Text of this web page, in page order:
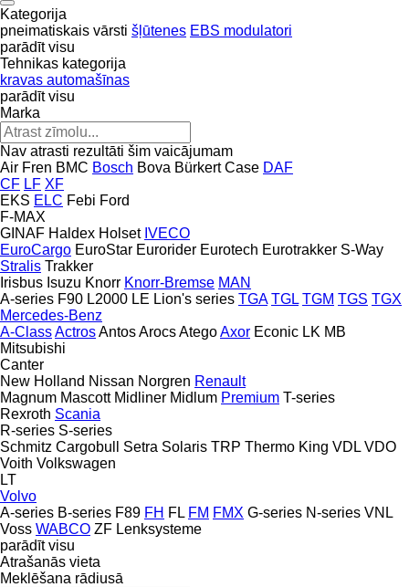
Kategorija
pneimatiskais vārsti šļūtenes EBS modulatori
parādīt visu
Tehnikas kategorija
kravas automašīnas
parādīt visu
Marka
Nav atrasti rezultāti šim vaicājumam
Air Fren BMC Bosch Bova Bürkert Case DAF
CF LF XF
EKS ELC Febi Ford
F-MAX
GINAF Haldex Holset IVECO
EuroCargo EuroStar Eurorider Eurotech Eurotrakker S-Way
Stralis Trakker
Irisbus Isuzu Knorr Knorr-Bremse MAN
A-series F90 L2000 LE Lion's series TGA TGL TGM TGS TGX
Mercedes-Benz
A-ClassActrosAntosArocsAtegoAxor Econic LK MB
Mitsubishi
Canter
New Holland Nissan Norgren Renault
Magnum Mascott Midliner Midlum Premium T-series
Rexroth Scania
R-series S-series
Schmitz Cargobull
Setra Solaris TRP Thermo King VDL VDO
Voith Volkswagen
LT
Volvo
A-series B-series F89 FH FL FM FMX G-series N-series VNL
Voss WABCO ZF Lenksysteme
parādīt visu
Atrašanās vieta
Meklēšana rādiusā